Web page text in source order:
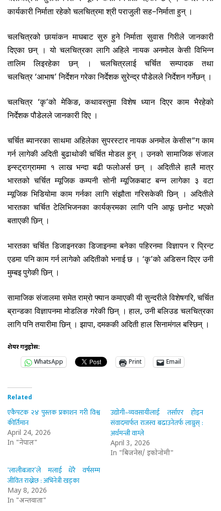
कार्यकारी निर्माता रहेको चलचित्रमा श्री पराजुली सह–निर्माता हुन् ।
चलचित्रको छायांकन माघबाट सुरु हुने निर्माता सुवास गिरीले जानकारी
दिएका छन् । यो चलचित्रका लागि अहिले नायक अनमोल केसी विभिन्न
तालिम लिइरहेका छन् । चलचित्रलाई चर्चित सम्पादक तथा
चलचित्र ‘आभाष’निर्देशन गरेका निर्देशक सुरेन्द्र पौडेलले निर्देशन गर्नेछन् ।
चलचित्र ‘कृ’को मेकिङ,कथावस्तुमा विशेष ध्यान दिएर काम भैरहेको
निर्देशक पौडेलले जानकारी दिए ।
चर्चित ब्यानरका साथमा अहिलेका सुपरस्टार नायक अनमोल केसीस“ग काम
गर्न लागेकी अदिती बुढाथोकी चर्चित मोडल हुन् । उनको सामाजिक संजाल
इन्स्ट्राग्राममा १ लाख भन्दा बढी फलोअर्स छन् । अदितीले हालै मात्र
भारतको चर्चित म्यूजिक कम्पनी सोनी म्यूजिकबाट बन्न लागेका ३ वटा
म्यूजिक भिडियोमा काम गर्नका लागि संझौता गरिसकेकी छिन् । अदितीले
भारतका चर्चित टेलिभिजनका कार्यक्रमका लागि पनि आफू छनोट भएको
बताएकी छिन् ।
भारतका चर्चित डिजाइनरका डिजाइनमा बनेका पहिरनमा विज्ञापन र प्रिन्ट
एडमा पनि काम गर्न लागेको अदितीको भनाई छ । ‘कृ’को अडिसन दिएर उनी
मुम्बइ पुगेकी छिन् ।
सामाजिक संजालमा समेत राम्रो फ्यान कमाएकी यी सुन्दरीले विशेषगरि,चर्चित
ब्रान्डका विज्ञापनमा मोडलिङ गरेकी छिन् । हाल,उनी बलिउड चलचित्रका
लागि पनि तयारीमा छिन् । झापा,दमककी अदिती हाल सिनामंगल बस्छिन् ।
शेयर गर्नुहोस:
WhatsApp
Print Email
Related
एकैपटक २४ पुस्तक प्रकाशन गरी विश्व
कीर्तिमान
April 24, 2026
In "नेपाल"
उद्योगी–व्यवसायीलाई तर्साएर होइन
संवादमार्फत राजस्व बढाउनेतर्फ लाग्नुस् :
अर्थमन्त्री वाग्ले
April 3, 2026
In "बिजनेस/ इकोनोमी"
‘लालीबजार’ले मलाई धेरै वर्षसम्म
जीवित राख्नेछ : अभिनेत्री खड्का
May 8, 2026
In "अन्तर्वार्ता"